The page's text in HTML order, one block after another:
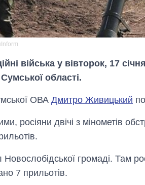
війська у вівторок, 17
області.
ОВА Дмитро Живицький
росіяни двічі з мінометів
Новослобідської громаді. Там
7 прильотів.